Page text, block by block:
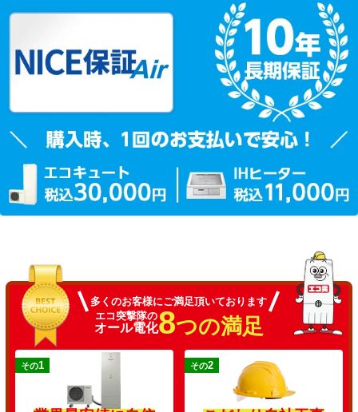
多くのお客様にご満足頂いております
エコ突撃隊の
オール電化8つの満足
その1 その2